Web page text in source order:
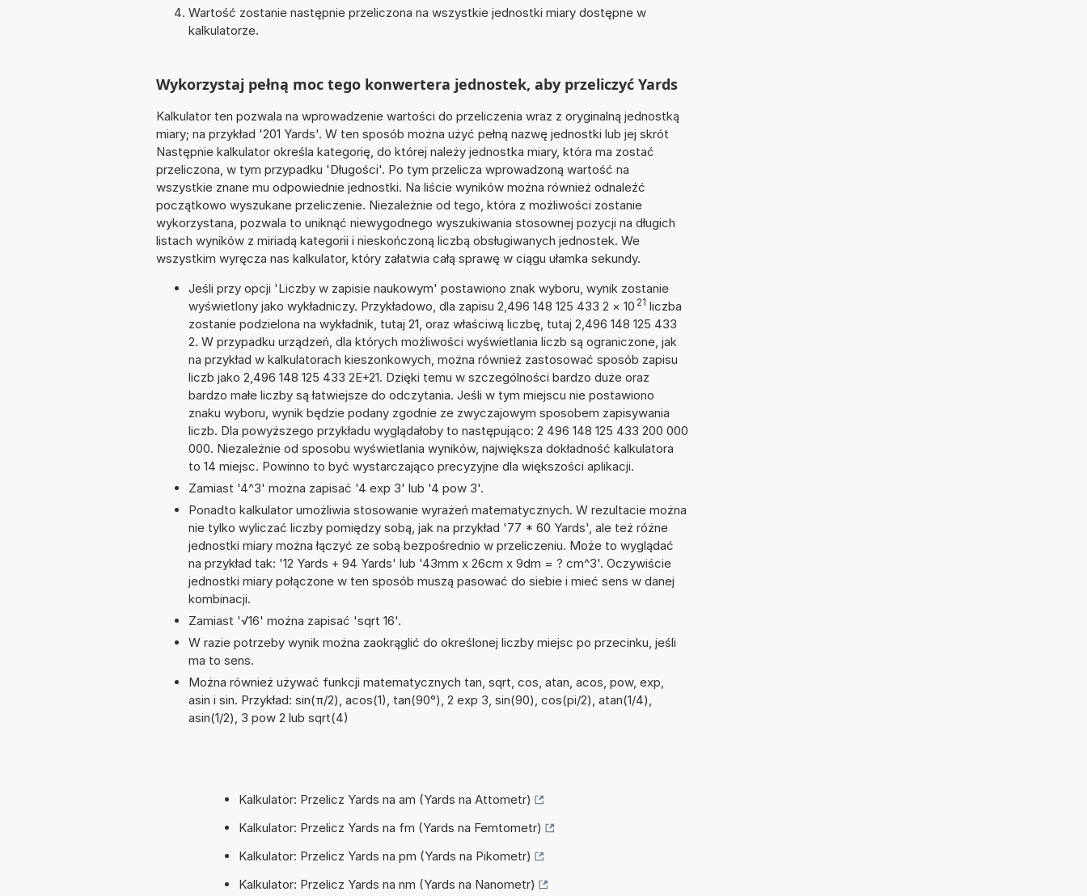
Wartość zostanie następnie przeliczona na wszystkie jednostki miary dostępne w
kalkulatorze.
Wykorzystaj pełną moc tego konwertera jednostek, aby przeliczyć Yards
Kalkulator ten pozwala na wprowadzenie wartości do przeliczenia wraz z oryginalną jednostką
miary; na przykład '201 Yards'. W ten sposób można użyć pełną nazwę jednostki lub jej skrót
Następnie kalkulator określa kategorię, do której należy jednostka miary, która ma zostać
przeliczona, w tym przypadku 'Długości'. Po tym przelicza wprowadzoną wartość na
wszystkie znane mu odpowiednie jednostki. Na liście wyników można również odnaleźć
początkowo wyszukane przeliczenie. Niezależnie od tego, która z możliwości zostanie
wykorzystana, pozwala to uniknąć niewygodnego wyszukiwania stosownej pozycji na długich
listach wyników z miriadą kategorii i nieskończoną liczbą obsługiwanych jednostek. We
wszystkim wyręcza nas kalkulator, który załatwia całą sprawę w ciągu ułamka sekundy.
Jeśli przy opcji 'Liczby w zapisie naukowym' postawiono znak wyboru, wynik zostanie
wyświetlony jako wykładniczy. Przykładowo, dla zapisu 2,496 148 125 433 2 × 10 21 liczba
zostanie podzielona na wykładnik, tutaj 21, oraz właściwą liczbę, tutaj 2,496 148 125 433
2. W przypadku urządzeń, dla których możliwości wyświetlania liczb są ograniczone, jak
na przykład w kalkulatorach kieszonkowych, można również zastosować sposób zapisu
liczb jako 2,496 148 125 433 2E+21. Dzięki temu w szczególności bardzo duże oraz
bardzo małe liczby są łatwiejsze do odczytania. Jeśli w tym miejscu nie postawiono
znaku wyboru, wynik będzie podany zgodnie ze zwyczajowym sposobem zapisywania
liczb. Dla powyższego przykładu wyglądałoby to następująco: 2 496 148 125 433 200 000
000. Niezależnie od sposobu wyświetlania wyników, największa dokładność kalkulatora
to 14 miejsc. Powinno to być wystarczająco precyzyjne dla większości aplikacji.
Zamiast '4^3' można zapisać '4 exp 3' lub '4 pow 3'.
Ponadto kalkulator umożliwia stosowanie wyrażeń matematycznych. W rezultacie można
nie tylko wyliczać liczby pomiędzy sobą, jak na przykład '77 * 60 Yards', ale też różne
jednostki miary można łączyć ze sobą bezpośrednio w przeliczeniu. Może to wyglądać
na przykład tak: '12 Yards + 94 Yards' lub '43mm x 26cm x 9dm = ? cm^3'. Oczywiście
jednostki miary połączone w ten sposób muszą pasować do siebie i mieć sens w danej
kombinacji.
Zamiast '√16' można zapisać 'sqrt 16'.
W razie potrzeby wynik można zaokrąglić do określonej liczby miejsc po przecinku, jeśli
ma to sens.
Można również używać funkcji matematycznych tan, sqrt, cos, atan, acos, pow, exp,
asin i sin. Przykład: sin(π/2), acos(1), tan(90°), 2 exp 3, sin(90), cos(pi/2), atan(1/4),
asin(1/2), 3 pow 2 lub sqrt(4)
Kalkulator: Przelicz Yards na am (Yards na Attometr)
Kalkulator: Przelicz Yards na fm (Yards na Femtometr)
Kalkulator: Przelicz Yards na pm (Yards na Pikometr)
Kalkulator: Przelicz Yards na nm (Yards na Nanometr)